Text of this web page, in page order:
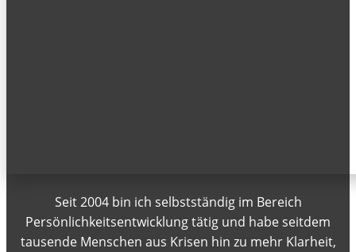
Seit 2004 bin ich selbstständig im Bereich
Persönlichkeitsentwicklung tätig und habe seitdem
tausende Menschen aus Krisen hin zu mehr Klarheit,